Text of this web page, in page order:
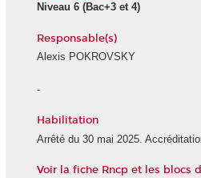
Niveau 6 (Bac+3 et 4)
Responsable(s)
Alexis POKROVSKY
-
Habilitation
Arrêté du 30 mai 2025.
Voir la fiche Rncp et les blocs